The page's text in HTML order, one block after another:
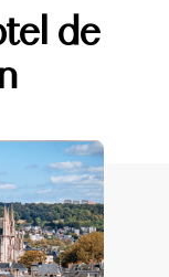
de